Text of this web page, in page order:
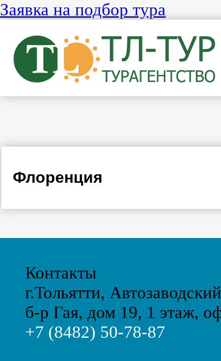
Заявка на подбор тура
Флоренция
Контакты
г.Тольятти,
б-р Гая, дом 19, 1 этаж,
+7 (8482) 50-78-87